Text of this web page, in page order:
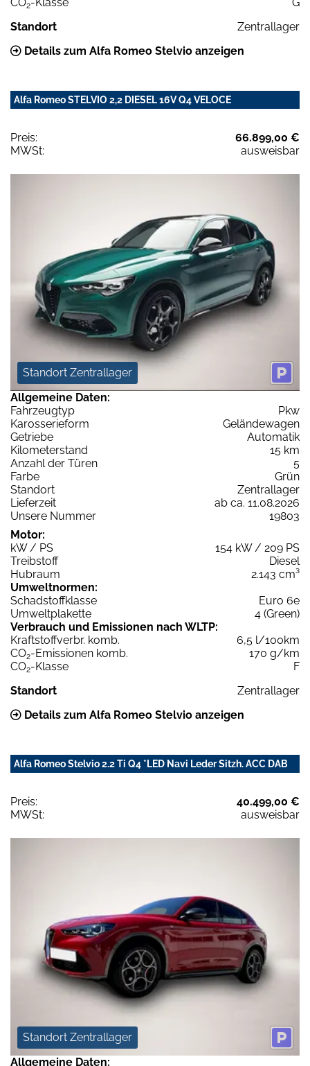
2
Standort
Zentrallager
Details zum Alfa Romeo Stelvio anzeigen
Alfa Romeo STELVIO 2,2 DIESEL 16V Q4 VELOCE
Preis:
66.899,00 €
MWSt:
ausweisbar
Standort Zentrallager
Allgemeine Daten:
Fahrzeugtyp
Pkw
Karosserieform
Geländewagen
Getriebe
Automatik
Kilometerstand
15 km
Anzahl der Türen
5
Farbe
Grün
Standort
Zentrallager
Lieferzeit
ab ca. 11.08.2026
Unsere Nummer
19803
Motor:
kW / PS
154 kW / 209 PS
Treibstoff
Diesel
Hubraum
2.143 cm³
Umweltnormen:
Schadstoffklasse
Euro 6e
Umweltplakette
4 (Green)
Verbrauch und Emissionen nach WLTP:
Kraftstoffverbr. komb.
6,5 l/100km
CO2-Emissionen komb.
170 g/km
CO2-Klasse
F
Standort
Zentrallager
Details zum Alfa Romeo Stelvio anzeigen
Alfa Romeo Stelvio 2.2 Ti Q4 *LED Navi Leder Sitzh. ACC DAB
Preis:
40.499,00 €
MWSt:
ausweisbar
Standort Zentrallager
Allgemeine Daten: